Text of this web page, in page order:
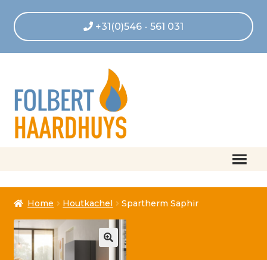
+31(0)546 - 561 031
Afrekenen
Algemene voorwaarden
Betaling geannuleerd
Home Houtkachel Spartherm Saphir